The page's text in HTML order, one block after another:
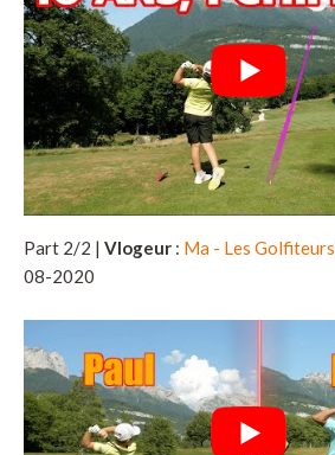
Part 2/2 | Vlogeur : Ma - Les Golfiteurs
08-2020